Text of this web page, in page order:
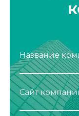
Название
Сайт